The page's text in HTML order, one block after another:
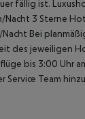
fällig ist.
3 Sterne
Nacht Bei
des jeweiligen
bis 3:00
Team